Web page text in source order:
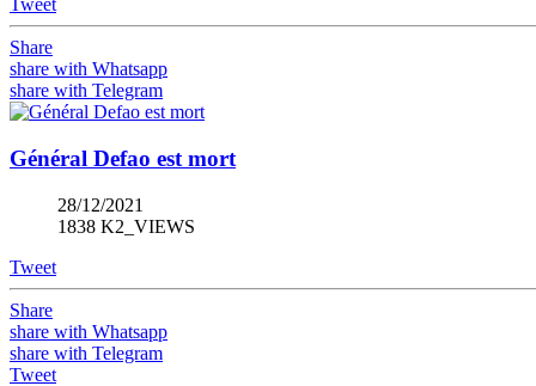
Tweet
Share
share with Whatsapp
share with Telegram
Général Defao est mort
28/12/2021
1838 K2_VIEWS
Tweet
Share
share with Whatsapp
share with Telegram
Tweet